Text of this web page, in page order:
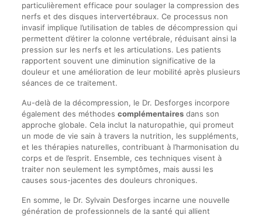
particulièrement efficace pour soulager la compression des
nerfs et des disques intervertébraux. Ce processus non
invasif implique l’utilisation de tables de décompression qui
permettent d’étirer la colonne vertébrale, réduisant ainsi la
pression sur les nerfs et les articulations. Les patients
rapportent souvent une diminution significative de la
douleur et une amélioration de leur mobilité après plusieurs
séances de ce traitement.
Au-delà de la décompression, le Dr. Desforges incorpore
également des méthodes complémentairesdans son
approche globale. Cela inclut la naturopathie, qui promeut
un mode de vie sain à travers la nutrition, les suppléments,
et les thérapies naturelles, contribuant à l’harmonisation du
corps et de l’esprit. Ensemble, ces techniques visent à
traiter non seulement les symptômes, mais aussi les
causes sous-jacentes des douleurs chroniques.
En somme, le Dr. Sylvain Desforges incarne une nouvelle
génération de professionnels de la santé qui allient